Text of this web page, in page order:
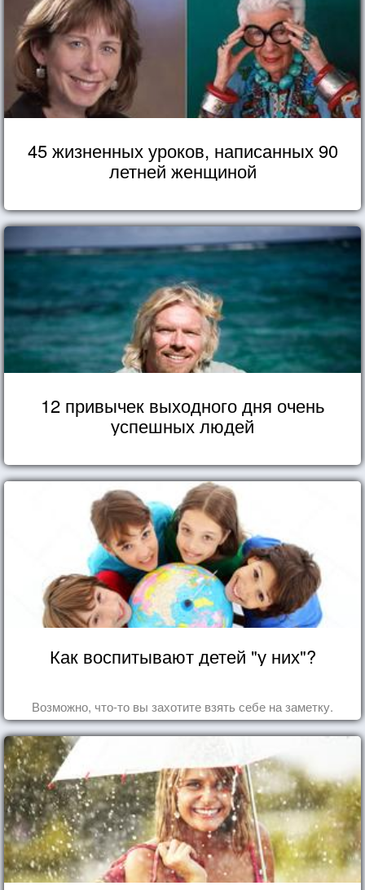
45 жизненных уроков, написанных 90
летней женщиной
12 привычек выходного дня очень
успешных людей
Как воспитывают детей "у них"?
Возможно, что-то вы захотите взять себе на заметку.